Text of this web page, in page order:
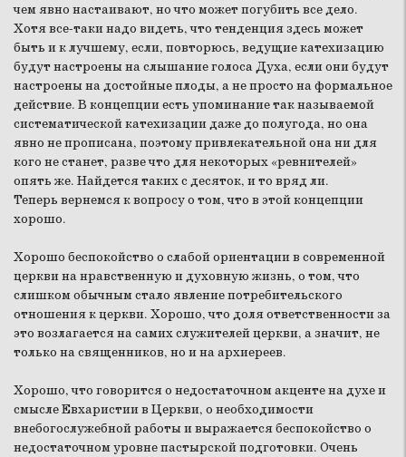
чем явно настаивают, но что может погубить все дело.
Хотя все-таки надо видеть, что тенденция здесь может
быть и к лучшему, если, повторюсь, ведущие катехизацию
будут настроены на слышание голоса Духа, если они будут
настроены на достойные плоды, а не просто на формальное
действие. В концепции есть упоминание так называемой
систематической катехизации даже до полугода, но она
явно не прописана, поэтому привлекательной она ни для
кого не станет, разве что для некоторых «ревнителей»
опять же. Найдется таких с десяток, и то вряд ли.
Теперь вернемся к вопросу о том, что в этой концепции
хорошо.
Хорошо беспокойство о слабой ориентации в современной
церкви на нравственную и духовную жизнь, о том, что
слишком обычным стало явление потребительского
отношения к церкви. Хорошо, что доля ответственности за
это возлагается на самих служителей церкви, а значит, не
только на священников, но и на архиереев.
Хорошо, что говорится о недостаточном акценте на духе и
смысле Евхаристии в Церкви, о необходимости
внебогослужебной работы и выражается беспокойство о
недостаточном уровне пастырской подготовки. Очень